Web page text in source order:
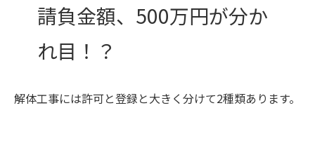
請負金額、 500万円が分か
れ目！？
解体工事には許可と登録と大きく分けて2種類あります。